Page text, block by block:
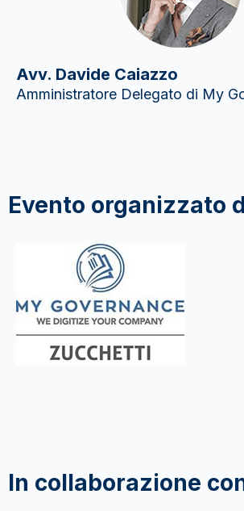
Avv. Davide Caiazzo
Amministratore Delegato di My
Evento organizzato
In collaborazione